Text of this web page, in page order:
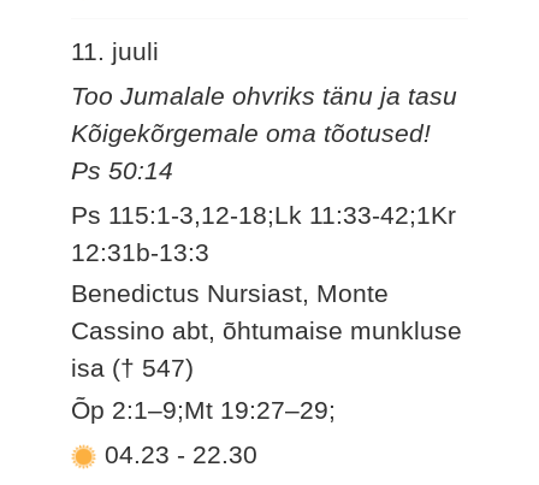
11. juuli
Too Jumalale ohvriks tänu ja tasu
Kõigekõrgemale oma tõotused!
Ps 50:14
Ps 115:1-3,12-18;Lk 11:33-42;1Kr
12:31b-13:3
Benedictus Nursiast, Monte
Cassino abt, õhtumaise munkluse
isa († 547)
Õp 2:1–9;Mt 19:27–29;
04.23 - 22.30